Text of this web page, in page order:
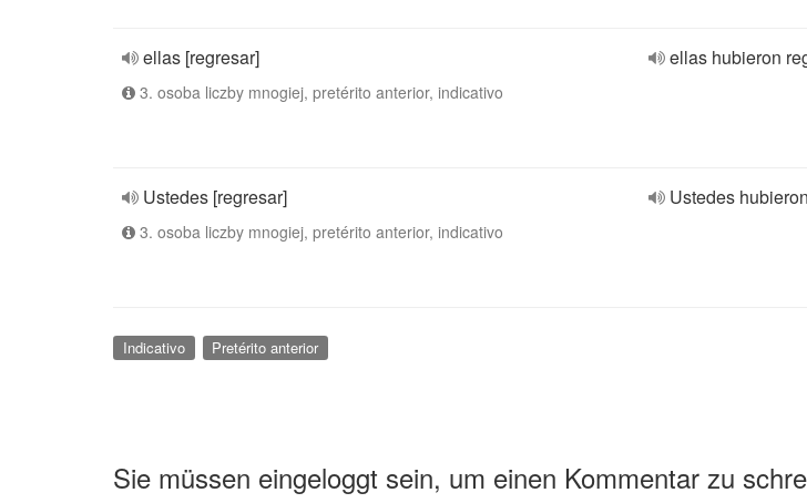
ellas [regresar]
3. osoba liczby mnogiej, pretérito anterior, indicativo
ellas hubieron
Ustedes [regresar]
3. osoba liczby mnogiej, pretérito anterior, indicativo
Ustedes
Indicativo Pretérito anterior
Sie müssen eingeloggt sein, um einen Kommentar zu